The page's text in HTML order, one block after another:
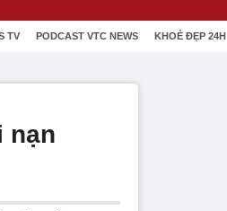
TV PODCAST VTC NEWS KHOẺ ĐẸP 24H
nạn